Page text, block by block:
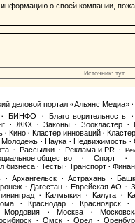
о своей компании,
Источник: тут
деловой портал «Альянс Медиа» ·
· БИНФО · Благотворительность ·
· ЖКХ · Законы · Зоокластер ·
· Кино · Кластер инноваций ·
Молодежь · Наука · Недвижимость ·
· Рассылки · Реклама и PR ·
общество · Спорт ·
бизнеса · Тесты · Транспорт ·
· Архангельск · Астрахань ·
· Дагестан · Еврейская АО ·
· Калмыкия · Калуга ·
· Краснодар · Красноярск ·
Мордовия · Москва ·
· Омск · Орел ·